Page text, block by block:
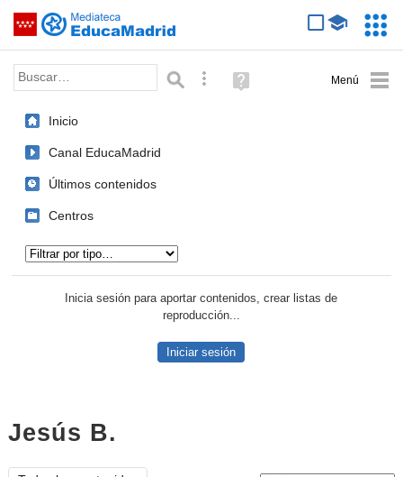
Saltar navegación
Palabra o frase: Búsqueda avanzada
Ayuda
(en
Inicio
Canal EducaMadrid
Últimos contenidos
Centros
Inicia sesión para aportar contenidos, crear listas de
reproducción...
Iniciar sesión
Jesús B.